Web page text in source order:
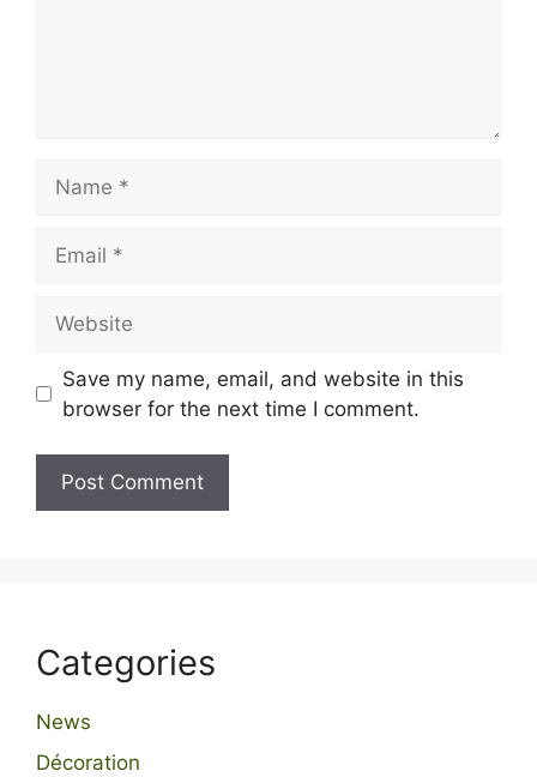
Save my name, email, and website in this
browser for the next time I comment.
Categories
News
Décoration